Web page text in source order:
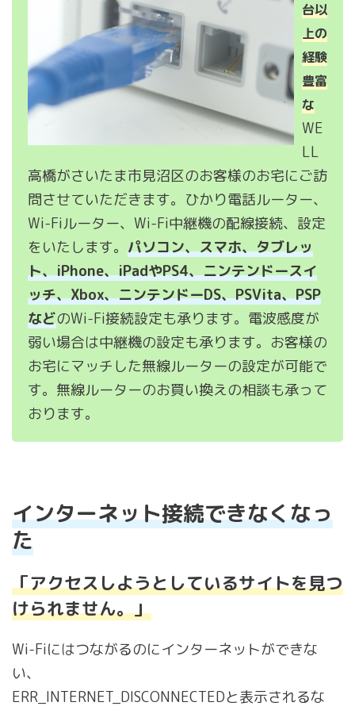
台以
上の
経験
豊富
な
WE
LL
高橋がさいたま市見沼区のお客様のお宅にご訪
問させていただきます。ひかり電話ルーター、
Wi-Fiルーター、Wi-Fi中継機の配線接続、設定
をいたします。 パソコン、スマホ、タブレッ
ト、iPhone、iPadやPS4、ニンテンドースイ
ッチ、Xbox、ニンテンドーDS、PSVita、PSP
などのWi-Fi接続設定も承ります。電波感度が
弱い場合は中継機の設定も承ります。お客様の
お宅にマッチした無線ルーターの設定が可能で
す。無線ルーターのお買い換えの相談も承って
おります。
インターネット接続できなくなっ
た
「アクセスしようとしているサイトを見つ
けられません。」
Wi-Fiにはつながるのにインターネットができな
い、
ERR_INTERNET_DISCONNECTEDと表示されるな